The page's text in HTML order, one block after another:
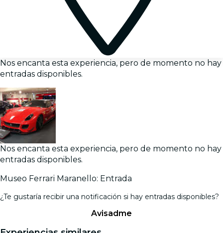
Nos encanta esta experiencia, pero de momento no hay
entradas disponibles.
Nos encanta esta experiencia, pero de momento no hay
entradas disponibles.
Museo Ferrari Maranello: Entrada
¿Te gustaría recibir una notificación si hay entradas disponibles?
Avisadme